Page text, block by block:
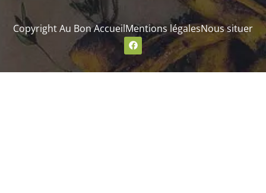
Copyright Au Bon AccueilMentions légalesNous situer